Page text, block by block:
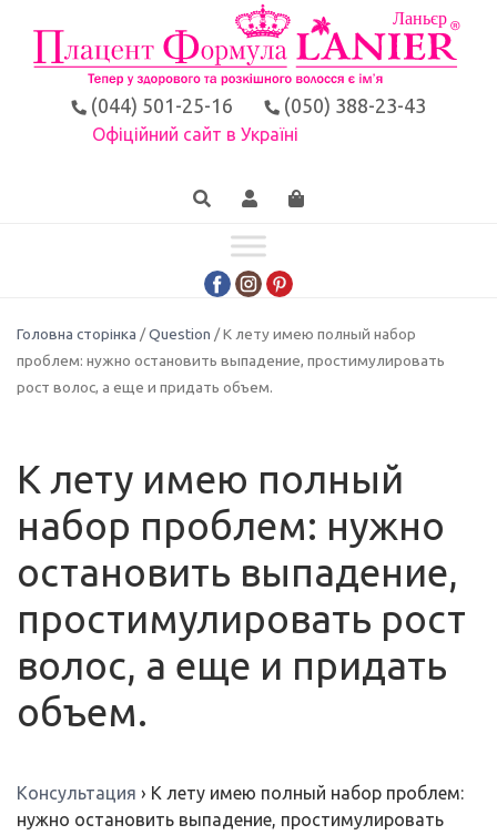
(044) 501-25-16 (050) 388-23-43
Офіційний сайт в Україні
Головна сторінка /Question / К лету имею полный набор
проблем: нужно остановить выпадение, простимулировать
рост волос, а еще и придать объем.
К лету имею полный
набор проблем: нужно
остановить выпадение,
простимулировать рост
волос, а еще и придать
объем.
Консультация › К лету имею полный набор проблем:
нужно остановить выпадение, простимулировать